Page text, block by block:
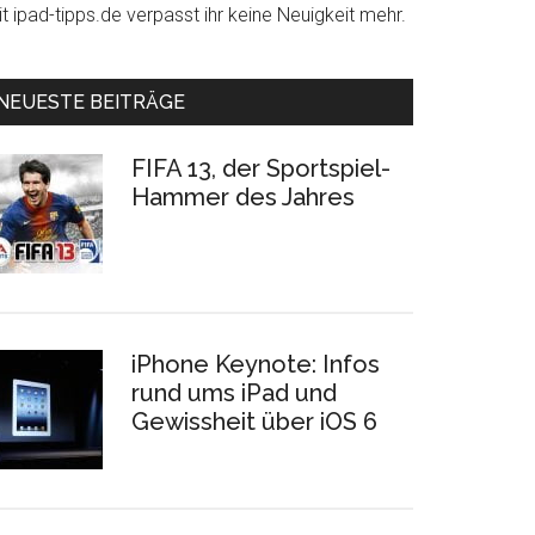
ipad-tipps.de verpasst ihr keine Neuigkeit mehr.
BEITRÄGE
FIFA 13, der Sportspiel-
Hammer des Jahres
iPhone Keynote: Infos
rund ums iPad und
Gewissheit über iOS 6